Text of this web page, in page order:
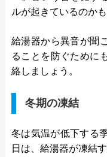
ルが起きているのか
給湯器から異音が聞
ることを防ぐために
絡しましょう。
冬期の凍結
冬は気温が低下する
日は、給湯器が凍結